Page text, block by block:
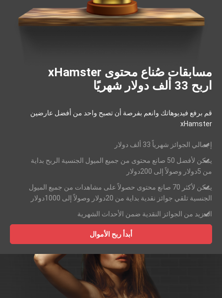
مسابقات صُناع محتوى xHamster
اربح 33 ألف دولار شهريًا
قم برفع فيديوهاتك وانعم بفرصة أن تصبح واحد من أفضل عارضين
xHamster
إجمالي الجوائز شهرياً 33 ألف دولار
يمكن لأفضل 50 صانع محتوى من جميع الميول الجنسية الربح بداية
من 5دولار وصولاً إلى 200دولار
يمكن لأكثر 70 صانع محتوى حصولاً على مشاهدات من جميع الميول
الجنسية تلقي جوائز نقدية بداية من 20دولار وصولاً إلى 1000دولار
المزيد من الجوائز النقدية ضمن الأحداث الشهرية
أبدأ ربح الأموال